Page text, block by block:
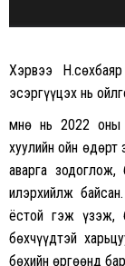
Хэрвээ
эсэргүүцэх нь
Өмнө нь 2022
хуулийн ойн өдөрт
аварга
илэрхийлж
ёстой гэж үзэж,
бөхчүүдтэй
бөхийн өргөөнд